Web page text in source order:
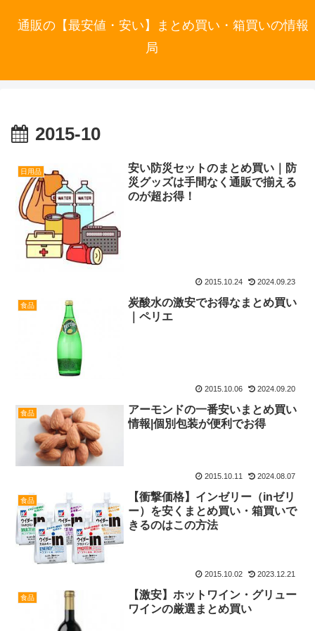
通販の【最安値・安い】まとめ買い・箱買いの情報
局
2015-10
日用品
安い防災セットのまとめ買い｜防
災グッズは手間なく通販で揃える
のが超お得！
2015.10.24 2024.09.23
食品
炭酸水の激安でお得なまとめ買い
｜ペリエ
2015.10.06 2024.09.20
食品
アーモンドの一番安いまとめ買い
情報|個別包装が便利でお得
2015.10.11 2024.08.07
食品
【衝撃価格】インゼリー（inゼリ
ー）を安くまとめ買い・箱買いで
きるのはこの方法
2015.10.02 2023.12.21
食品
【激安】ホットワイン・グリュー
ワインの厳選まとめ買い